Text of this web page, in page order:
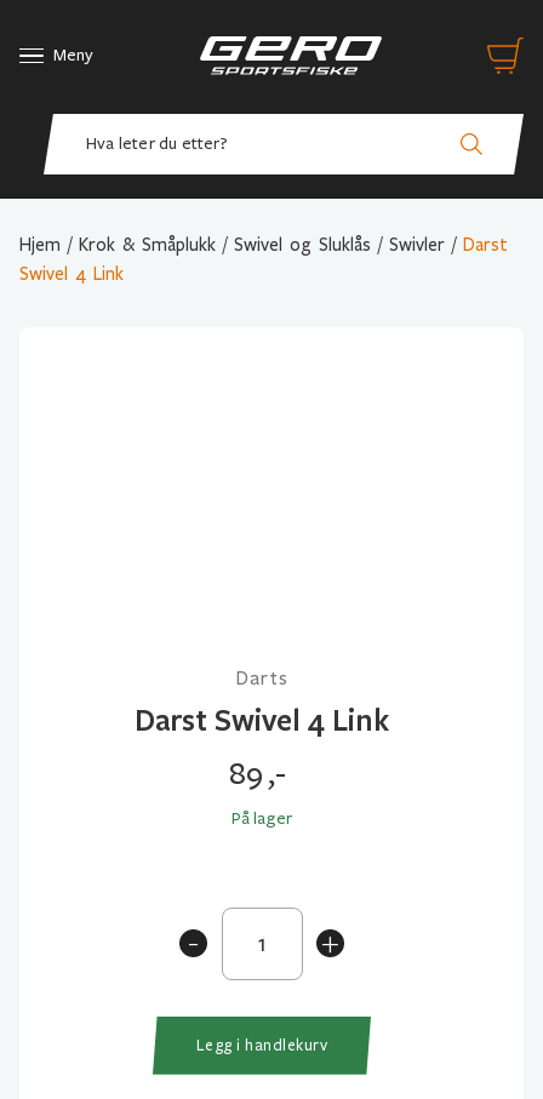
Meny
Hjem / Krok & Småplukk / Swivel og Sluklås / Swivler / Darst
Swivel 4 Link
Darts
Darst Swivel 4 Link
89,-
På lager
+
Darst
Swivel
4
antall
-
Legg i handlekurv